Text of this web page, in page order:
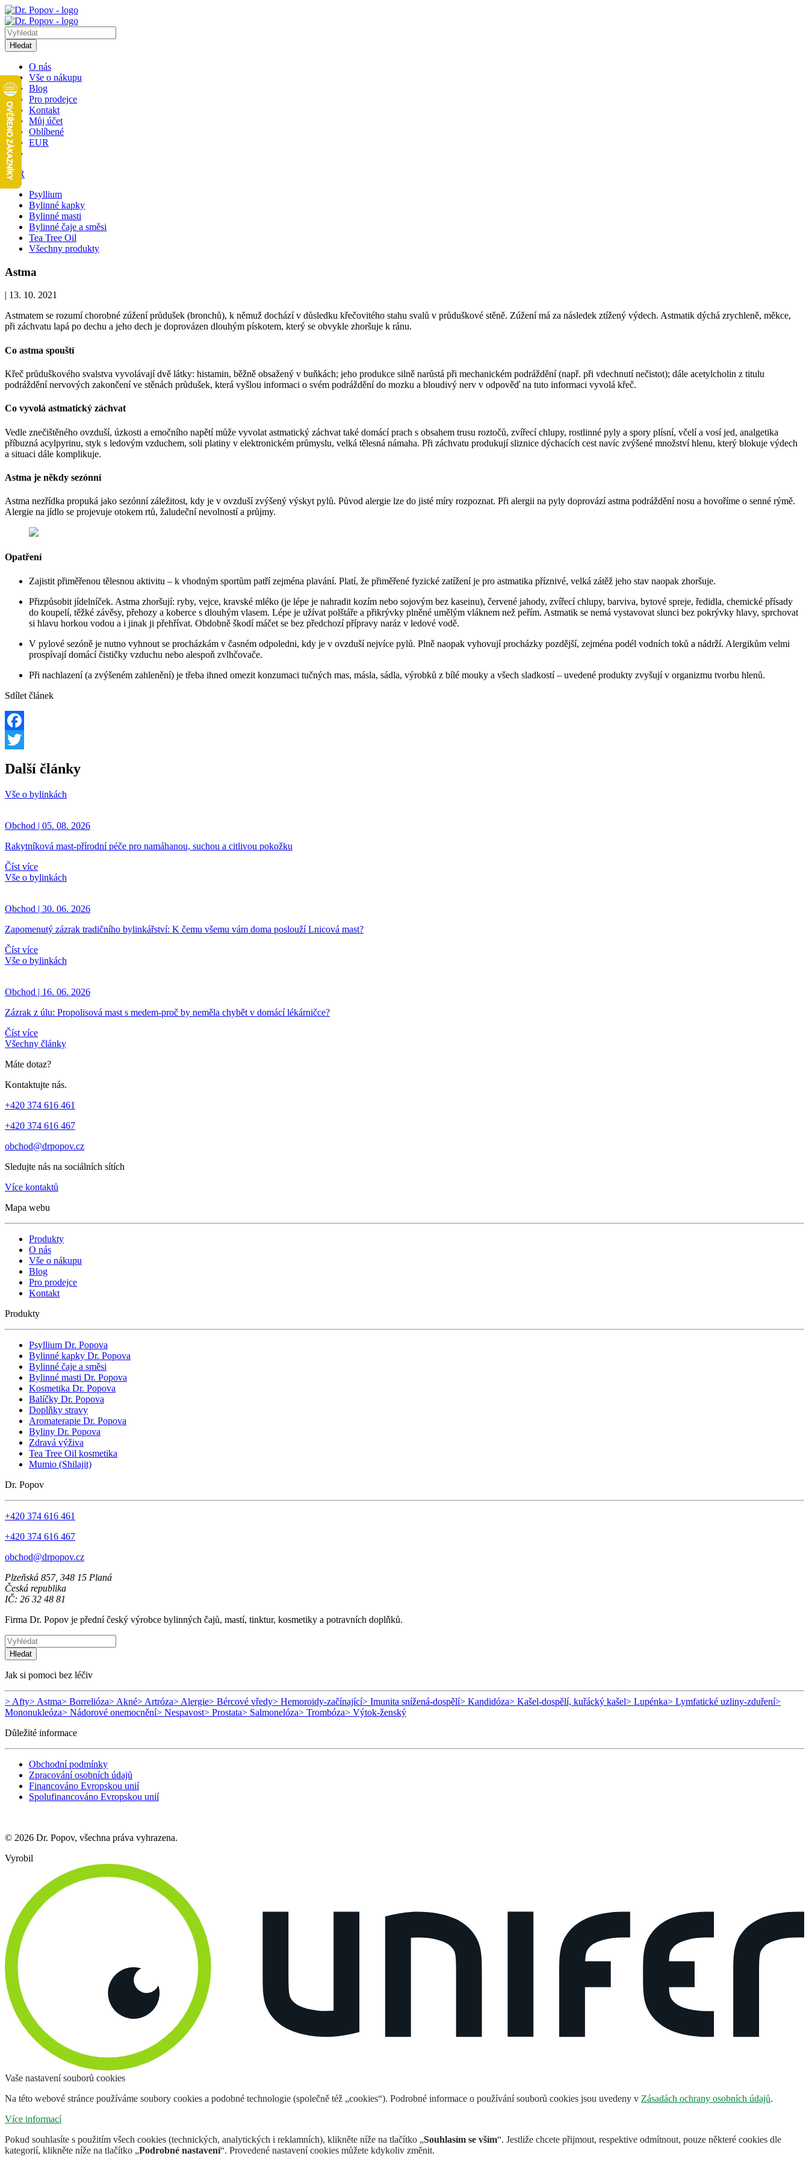
Hledat
O nás
Vše o nákupu
Blog
Pro prodejce
Kontakt
Můj účet
Oblíbené
EUR
EUR
Psyllium
Bylinné kapky
Bylinné masti
Bylinné čaje a směsi
Tea Tree Oil
Všechny produkty
Astma
| 13. 10. 2021
Astmatem se rozumí chorobné zúžení průdušek (bronchů), k němuž dochází v důsledku křečovitého stahu svalů v průduškové stěně. Zúžení má za následek ztížený výdech. Astmatik dýchá zrychleně, měkce,
při záchvatu lapá po dechu a jeho dech je doprovázen dlouhým pískotem, který se obvykle zhoršuje k ránu.
Co astma spouští
Křeč průduškového svalstva vyvolávají dvě látky: histamin, běžně obsažený v buňkách; jeho produkce silně narůstá při mechanickém podráždění (např. při vdechnutí nečistot); dále acetylcholin z titulu
podráždění nervových zakončení ve stěnách průdušek, která vyšlou informaci o svém podráždění do mozku a bloudivý nerv v odpověď na tuto informaci vyvolá křeč.
Co vyvolá astmatický záchvat
Vedle znečištěného ovzduší, úzkosti a emočního napětí může vyvolat astmatický záchvat také domácí prach s obsahem trusu roztočů, zvířecí chlupy, rostlinné pyly a spory plísní, včelí a vosí jed, analgetika
příbuzná acylpyrinu, styk s ledovým vzduchem, soli platiny v elektronickém průmyslu, velká tělesná námaha. Při záchvatu produkují sliznice dýchacích cest navíc zvýšené množství hlenu, který blokuje výdech
a situaci dále komplikuje.
Astma je někdy sezónní
Astma nezřídka propuká jako sezónní záležitost, kdy je v ovzduší zvýšený výskyt pylů. Původ alergie lze do jisté míry rozpoznat. Při alergii na pyly doprovází astma podráždění nosu a hovoříme o senné rýmě.
Alergie na jídlo se projevuje otokem rtů, žaludeční nevolností a průjmy.
Opatření
Zajistit přiměřenou tělesnou aktivitu – k vhodným sportům patří zejména plavání. Platí, že přiměřené fyzické zatížení je pro astmatika příznivé, velká zátěž jeho stav naopak zhoršuje.
Přizpůsobit jídelníček. Astma zhoršují: ryby, vejce, kravské mléko (je lépe je nahradit kozím nebo sojovým bez kaseinu), červené jahody, zvířecí chlupy, barviva, bytové spreje, ředidla, chemické přísady
do koupelí, těžké závěsy, přehozy a koberce s dlouhým vlasem. Lépe je užívat polštáře a přikrývky plněné umělým vláknem než peřím. Astmatik se nemá vystavovat slunci bez pokrývky hlavy, sprchovat
si hlavu horkou vodou a i jinak ji přehřívat. Obdobně škodí máčet se bez předchozí přípravy naráz v ledové vodě.
V pylové sezóně je nutno vyhnout se procházkám v časném odpoledni, kdy je v ovzduší nejvíce pylů. Plně naopak vyhovují procházky pozdější, zejména podél vodních toků a nádrží. Alergikům velmi
prospívají domácí čističky vzduchu nebo alespoň zvlhčovače.
Při nachlazení (a zvýšeném zahlenění) je třeba ihned omezit konzumaci tučných mas, másla, sádla, výrobků z bílé mouky a všech sladkostí – uvedené produkty zvyšují v organizmu tvorbu hlenů.
Sdílet článek
Facebook
Další články
Vše o bylinkách
Obchod | 05. 08. 2026
Rakytníková mast-přírodní péče pro namáhanou, suchou a citlivou pokožku
Číst více
Vše o bylinkách
Obchod | 30. 06. 2026
Zapomenutý zázrak tradičního bylinkářství: K čemu všemu vám doma poslouží Lnicová mast?
Číst více
Vše o bylinkách
Obchod | 16. 06. 2026
Zázrak z úlu: Propolisová mast s medem-proč by neměla chybět v domácí lékárničce?
Číst více
Všechny články
Máte dotaz?
Kontaktujte nás.
+420 374 616 461
+420 374 616 467
obchod@drpopov.cz
Sledujte nás na sociálních sítích
Více kontaktů
Mapa webu
Produkty
O nás
Vše o nákupu
Blog
Pro prodejce
Kontakt
Produkty
Psyllium Dr. Popova
Bylinné kapky Dr. Popova
Bylinné čaje a směsi
Bylinné masti Dr. Popova
Kosmetika Dr. Popova
Balíčky Dr. Popova
Doplňky stravy
Aromaterapie Dr. Popova
Byliny Dr. Popova
Zdravá výživa
Tea Tree Oil kosmetika
Mumio (Shilajit)
Dr. Popov
+420 374 616 461
+420 374 616 467
obchod@drpopov.cz
Plzeňská 857, 348 15 Planá
Česká republika
IČ: 26 32 48 81
Firma Dr. Popov je přední český výrobce bylinných čajů, mastí, tinktur, kosmetiky a potravních doplňků.
Hledat
Jak si pomoci bez léčiv
> Afty> Astma> Borrelióza> Akné> Artróza> Alergie> Bércové vředy> Hemoroidy-začínající> Imunita snížená-dospělí> Kandidóza> Kašel-dospělí, kuřácký kašel> Lupénka> Lymfatické uzliny-zduření>
Mononukleóza> Nádorové onemocnění> Nespavost> Prostata> Salmonelóza> Trombóza> Výtok-ženský
Důležité informace
Obchodní podmínky
Zpracování osobních údajů
Financováno Evropskou unií
Spolufinancováno Evropskou unií
© 2026 Dr. Popov, všechna práva vyhrazena.
Vyrobil
Vaše nastavení souborů cookies
Na této webové stránce používáme soubory cookies a podobné technologie (společně též „cookies“). Podrobné informace o používání souborů cookies jsou uvedeny v Zásadách ochrany osobních údajů.
Více informací
Pokud souhlasíte s použitím všech cookies (technických, analytických i reklamních), klikněte níže na tlačítko „Souhlasím se vším“. Jestliže chcete přijmout, respektive odmítnout, pouze některé cookies dle
kategorií, klikněte níže na tlačítko „Podrobné nastavení“. Provedené nastavení cookies můžete kdykoliv změnit.